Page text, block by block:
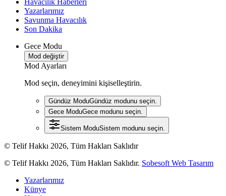
Havacılık Haberleri
Yazarlarımız
Savunma Havacılık
Son Dakika
Gece Modu
Mod değiştir
Mod Ayarları
Mod seçin, deneyimini kişiselleştirin.
Gündüz ModuGündüz modunu seçin.
Gece ModuGece modunu seçin.
Sistem ModuSistem modunu seçin.
© Telif Hakkı 2026, Tüm Hakları Saklıdır
© Telif Hakkı 2026, Tüm Hakları Saklıdır. Sobesoft Web Tasarım
Yazarlarımız
Künye